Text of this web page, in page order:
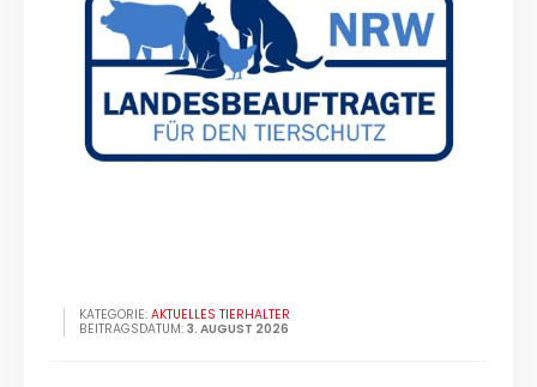
KATEGORIE: AKTUELLES TIERHALTER
BEITRAGSDATUM: 3. AUGUST 2026